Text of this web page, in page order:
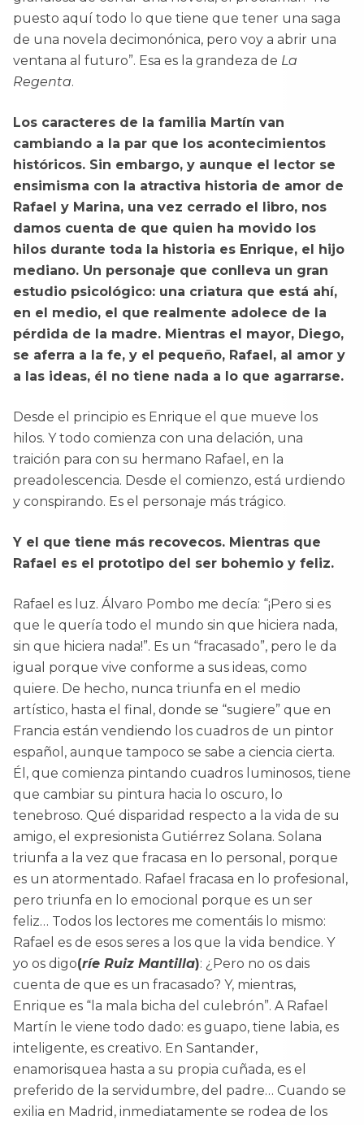
puesto aquí todo lo que tiene que tener una saga
de una novela decimonónica, pero voy a abrir una
ventana al futuro”. Esa es la grandeza de La
Regenta.
Los caracteres de la familia Martín van
cambiando a la par que los acontecimientos
históricos. Sin embargo, y aunque el lector se
ensimisma con la atractiva historia de amor de
Rafael y Marina, una vez cerrado el libro, nos
damos cuenta de que quien ha movido los
hilos durante toda la historia es Enrique, el hijo
mediano. Un personaje que conlleva un gran
estudio psicológico: una criatura que está ahí,
en el medio, el que realmente adolece de la
pérdida de la madre. Mientras el mayor, Diego,
se aferra a la fe, y el pequeño, Rafael, al amor y
a las ideas, él no tiene nada a lo que agarrarse.
Desde el principio es Enrique el que mueve los
hilos. Y todo comienza con una delación, una
traición para con su hermano Rafael, en la
preadolescencia. Desde el comienzo, está urdiendo
y conspirando. Es el personaje más trágico.
Y el que tiene más recovecos. Mientras que
Rafael es el prototipo del ser bohemio y feliz.
Rafael es luz. Álvaro Pombo me decía: “¡Pero si es
que le quería todo el mundo sin que hiciera nada,
sin que hiciera nada!”. Es un “fracasado”, pero le da
igual porque vive conforme a sus ideas, como
quiere. De hecho, nunca triunfa en el medio
artístico, hasta el final, donde se “sugiere” que en
Francia están vendiendo los cuadros de un pintor
español, aunque tampoco se sabe a ciencia cierta.
Él, que comienza pintando cuadros luminosos, tiene
que cambiar su pintura hacia lo oscuro, lo
tenebroso. Qué disparidad respecto a la vida de su
amigo, el expresionista Gutiérrez Solana. Solana
triunfa a la vez que fracasa en lo personal, porque
es un atormentado. Rafael fracasa en lo profesional,
pero triunfa en lo emocional porque es un ser
feliz… Todos los lectores me comentáis lo mismo:
Rafael es de esos seres a los que la vida bendice. Y
yo os digo(ríe Ruiz Mantilla): ¿Pero no os dais
cuenta de que es un fracasado? Y, mientras,
Enrique es “la mala bicha del culebrón”. A Rafael
Martín le viene todo dado: es guapo, tiene labia, es
inteligente, es creativo. En Santander,
enamorisquea hasta a su propia cuñada, es el
preferido de la servidumbre, del padre… Cuando se
exilia en Madrid, inmediatamente se rodea de los